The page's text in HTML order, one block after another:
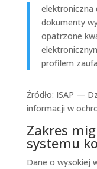
elektroniczna
dokumenty
opatrzone
profilem
Źródło: ISAP —
informacji w
Zakres
systemu
Dane o wysokiej